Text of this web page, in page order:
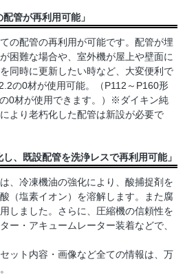
管が再利用可能」
の配管の再利用が可能です。配管が埋
困難な場合や、室外機が屋上や壁面に
同時に更新したい時など、大変便利で
の0材が使用可能。（P112～P160形
0材が使用できます。）※ダイキン純
より老朽化した配管は新設が必要で
し、既設配管を洗浄レスで再利用可能」
、冷凍機油の強化により、酸捕捉剤を
（塩素イオン）を溶解します。また腐
しました。さらに、圧縮機の信頼性を
ー・アキュームレーター装着などで、
ット内容・画像など全ての情報は、万